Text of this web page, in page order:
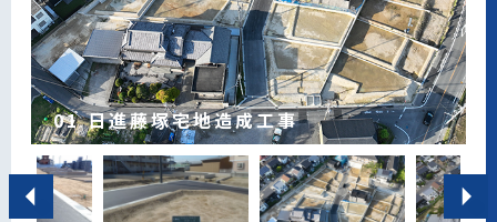
01 日進藤塚宅地造成工事
竣工 ：2025年3月
工事場所：日進市藤塚地内
02 日進藤塚宅地造成工事
竣工 ：2024年5月
工事場所：日進市藤塚地内
03 知立宅地造成工事
竣工 ：2023年7月
工事場所：知立市長篠町地内
04 宅地造成工事
竣工 ：2023年8月
05 日進宅地開発事業
竣工 ：2023年1月
工事場所：日進市
06 瀬戸工場用地拡張工事
竣工 ：2022年12月
工事場所：瀬戸市
07 (株)ヴイテック工場駐車場増設工事
竣工 ：2022年11月
工事場所：豊田市高丘新町地内
08 名東区本郷宅地開発事業
竣工 ：2022年7月
工事場所：名古屋市名東区本郷
09 (株)ヴイテック新工場外構工事
竣工 ：2022年3月
工事場所：豊田市高丘新町地内
10 瀬戸市宅地開発事業
工事場所：瀬戸市
11 安城市安城町開発工事
工事場所：安城市